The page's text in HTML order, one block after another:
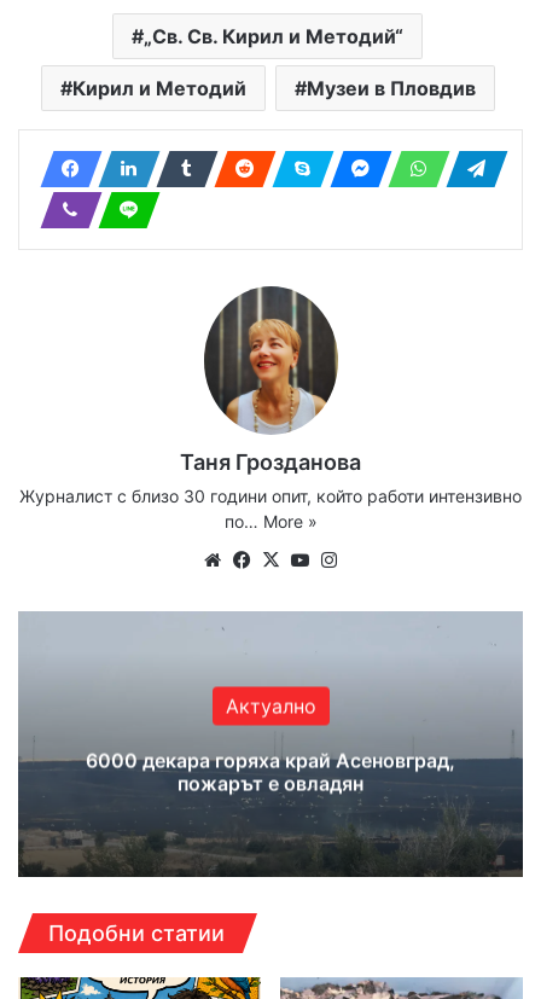
„Св. Св. Кирил и Методий“
Кирил и Методий Музеи в Пловдив
Таня Грозданова
Журналист с близо 30 години опит, който работи интензивно
по… More »
WebsiteFacebook
X YouTube
Актуално
6000 декара горяха край Асеновград,
пожарът е овладян
Подобни статии